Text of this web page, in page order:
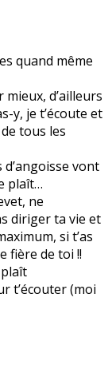
quand même
d’ailleurs
y, je t’écoute et
tous les
d’angoisse vont
plaît…
ne
diriger ta vie et
si t’as
fière de toi !!
t’écouter (moi